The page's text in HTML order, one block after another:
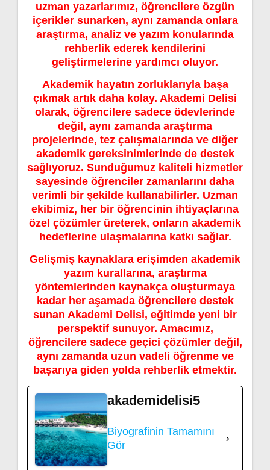
uzman yazarlarımız, öğrencilere özgün
içerikler sunarken, aynı zamanda onlara
araştırma, analiz ve yazım konularında
rehberlik ederek kendilerini
geliştirmelerine yardımcı oluyor.
Akademik hayatın zorluklarıyla başa
çıkmak artık daha kolay. Akademi Delisi
olarak, öğrencilere sadece ödevlerinde
değil, aynı zamanda araştırma
projelerinde, tez çalışmalarında ve diğer
akademik gereksinimlerinde de destek
sağlıyoruz. Sunduğumuz kaliteli hizmetler
sayesinde öğrenciler zamanlarını daha
verimli bir şekilde kullanabilirler. Uzman
ekibimiz, her bir öğrencinin ihtiyaçlarına
özel çözümler üreterek, onların akademik
hedeflerine ulaşmalarına katkı sağlar.
Gelişmiş kaynaklara erişimden akademik
yazım kurallarına, araştırma
yöntemlerinden kaynakça oluşturmaya
kadar her aşamada öğrencilere destek
sunan Akademi Delisi, eğitimde yeni bir
perspektif sunuyor. Amacımız,
öğrencilere sadece geçici çözümler değil,
aynı zamanda uzun vadeli öğrenme ve
başarıya giden yolda rehberlik etmektir.
akademidelisi5
Biyografinin Tamamını
Gör